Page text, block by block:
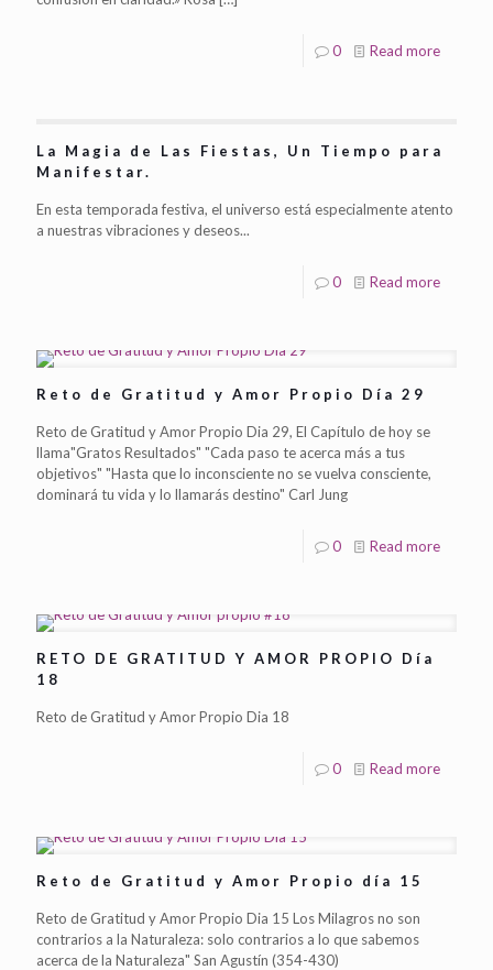
0 Read more
La Magia de Las Fiestas, Un Tiempo para
Manifestar.
En esta temporada festiva, el universo está especialmente atento
a nuestras vibraciones y deseos...
0 Read more
Reto de Gratitud y Amor Propio Día 29
Reto de Gratitud y Amor Propio Dia 29, El Capítulo de hoy se
llama"Gratos Resultados" "Cada paso te acerca más a tus
objetivos" "Hasta que lo inconsciente no se vuelva consciente,
dominará tu vida y lo llamarás destino" Carl Jung
0 Read more
RETO DE GRATITUD Y AMOR PROPIO Día
18
Reto de Gratitud y Amor Propio Dia 18
0 Read more
Reto de Gratitud y Amor Propio día 15
Reto de Gratitud y Amor Propio Dia 15 Los Milagros no son
contrarios a la Naturaleza: solo contrarios a lo que sabemos
acerca de la Naturaleza" San Agustín (354-430)